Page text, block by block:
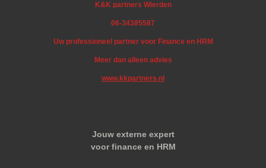
K&K partners Wierden
06-34385587
Uw professioneel partner voor Finance en HRM
Meer dan alleen advies
www.kkpartners.nl
Jouw externe expert
voor finance en HRM